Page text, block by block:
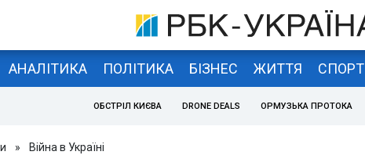
АНАЛІТИКА ПОЛІТИКА БІЗНЕС ЖИТТЯ СПОРТ
ОБСТРІЛ КИЄВА DRONE DEALS ОРМУЗЬКА ПРОТОКА
» Війна в Україні